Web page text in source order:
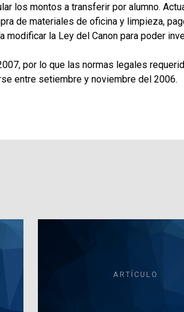
los montos a transferir por alumno.
de materiales de oficina y limpieza,
modificar la Ley del Canon para poder
por lo que las normas legales
entre setiembre y noviembre del 2006.
ARTÍCULO